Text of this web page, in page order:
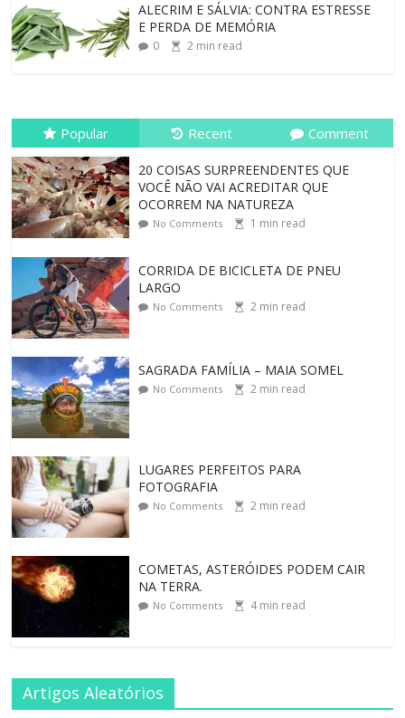
ALECRIM E SÁLVIA: CONTRA ESTRESSE
E PERDA DE MEMÓRIA
0 2 min read
Popular Recent Comment
20 COISAS SURPREENDENTES QUE
VOCÊ NÃO VAI ACREDITAR QUE
OCORREM NA NATUREZA
No Comments 1 min read
CORRIDA DE BICICLETA DE PNEU
LARGO
No Comments 2 min read
SAGRADA FAMÍLIA – MAIA SOMEL
No Comments 2 min read
LUGARES PERFEITOS PARA
FOTOGRAFIA
No Comments 2 min read
COMETAS, ASTERÓIDES PODEM CAIR
NA TERRA.
No Comments 4min read
Artigos Aleatórios